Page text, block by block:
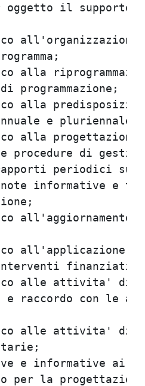
per oggetto il
alla
alla
alla
procedure di
rapporti
di note
degli
alle
e
alle
e
per la